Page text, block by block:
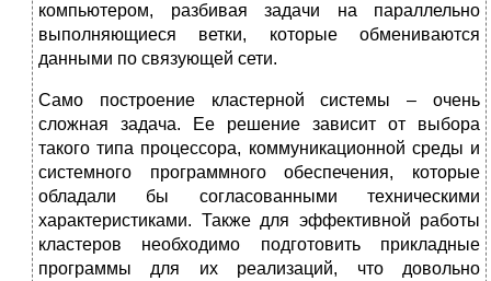
компьютером, разбивая задачи на параллельно
выполняющиеся ветки, которые обмениваются
данными по связующей сети.
Само построение кластерной системы – очень
сложная задача. Ее решение зависит от выбора
такого типа процессора, коммуникационной среды и
системного программного обеспечения, которые
обладали бы согласованными техническими
характеристиками. Также для эффективной работы
кластеров необходимо подготовить прикладные
программы для их реализаций, что довольно